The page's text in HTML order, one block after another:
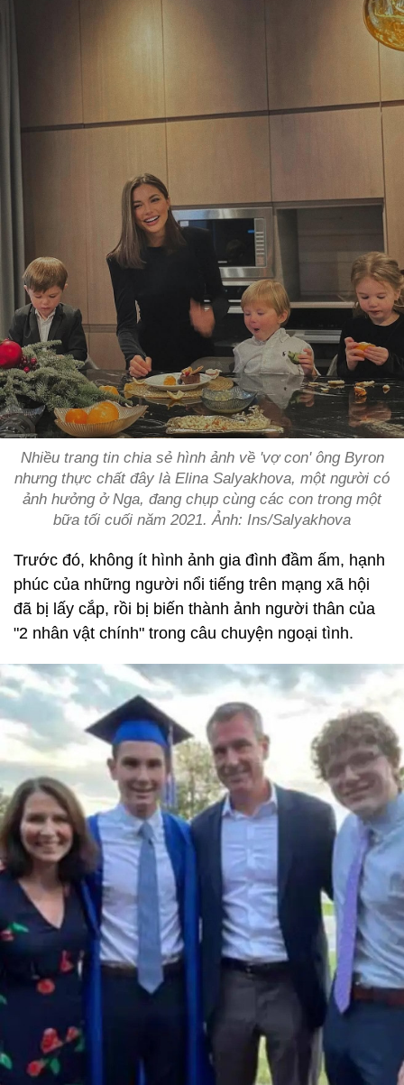
Nhiều trang tin chia sẻ hình ảnh về 'vợ con' ông Byron
nhưng thực chất đây là Elina Salyakhova, một người có
ảnh hưởng ở Nga, đang chụp cùng các con trong một
bữa tối cuối năm 2021. Ảnh: Ins/Salyakhova
Trước đó, không ít hình ảnh gia đình đầm ấm, hạnh
phúc của những người nổi tiếng trên mạng xã hội
đã bị lấy cắp, rồi bị biến thành ảnh người thân của
"2 nhân vật chính" trong câu chuyện ngoại tình.